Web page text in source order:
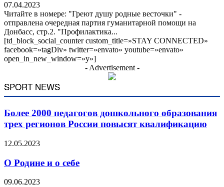
07.04.2023
Читайте в номере: "Греют душу родные весточки" -
отправлена очередная партия гуманитарной помощи на
Донбасс, стр.2. "Профилактика...
[td_block_social_counter custom_title=»STAY CONNECTED»
facebook=»tagDiv» twitter=»envato» youtube=»envato»
open_in_new_window=»y»]
- Advertisement -
SPORT NEWS
Более 2000 педагогов дошкольного образования
трех регионов России повысят квалификацию
12.05.2023
О Родине и о себе
09.06.2023